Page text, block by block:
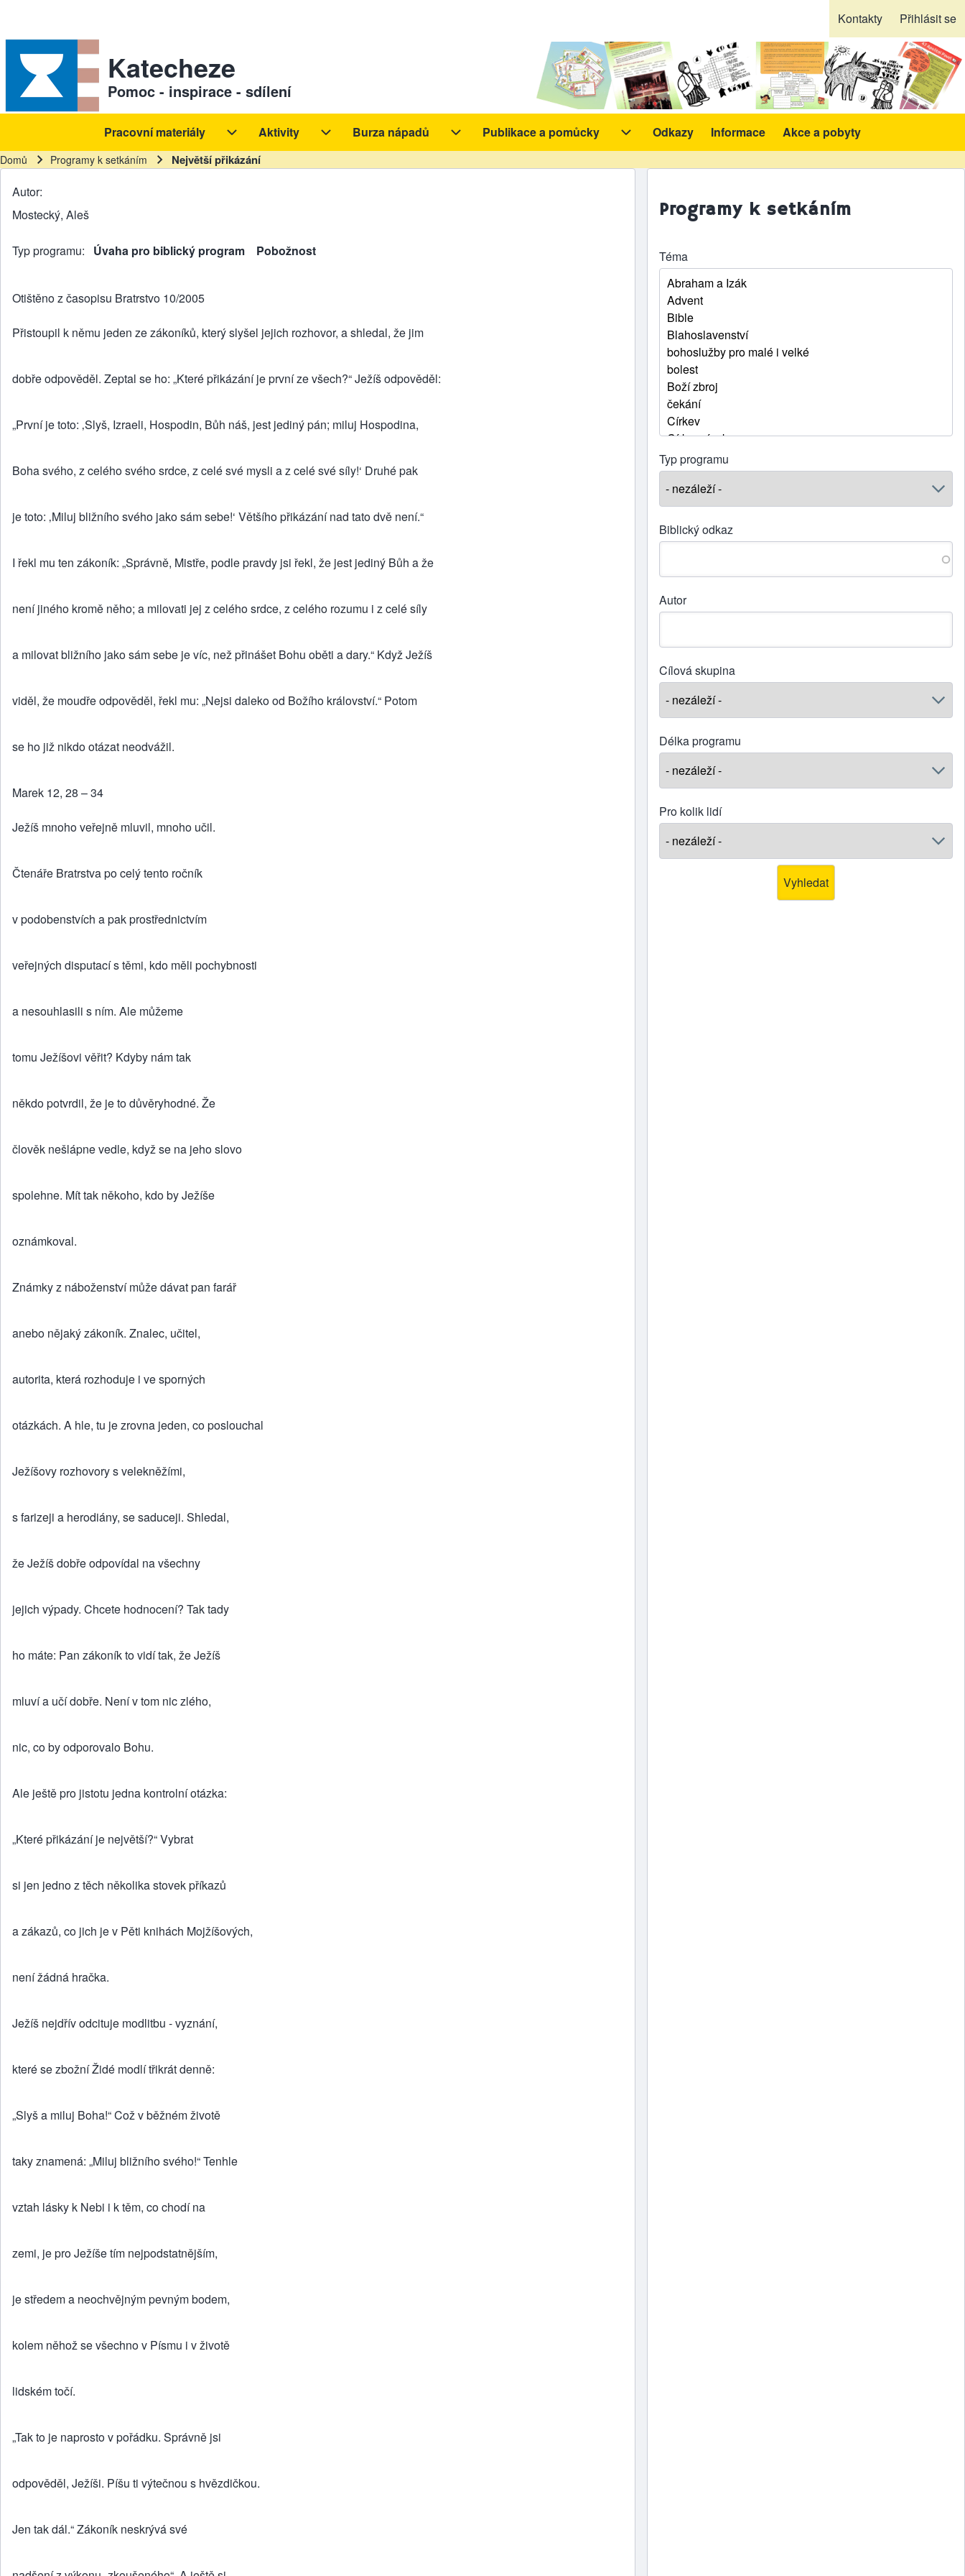
Sekundární odkazy
Kontakty Přihlásit se
Katecheze
Pomoc - inspirace - sdílení
Hlavní navigace
Pracovní materiály
Pracovní materiály sub-navigation
Aktivity
Aktivity sub-navigation
Burza nápadů
Burza nápadů sub-navigation
Publikace a pomůcky
Publikace a pomůcky sub-navigation
Odkazy Informace Akce a pobyty
Drobečková navigace
Domů Programy k setkáním Největší přikázání
Autor
Mostecký, Aleš
Typ programu Úvaha pro biblický program Pobožnost
Otištěno z časopisu Bratrstvo 10/2005
Přistoupil k němu jeden ze zákoníků, který slyšel jejich rozhovor, a shledal, že jim
dobře odpověděl. Zeptal se ho: „Které přikázání je první ze všech?“ Ježíš odpověděl:
„První je toto: ‚Slyš, Izraeli, Hospodin, Bůh náš, jest jediný pán; miluj Hospodina,
Boha svého, z celého svého srdce, z celé své mysli a z celé své síly!‘ Druhé pak
je toto: ‚Miluj bližního svého jako sám sebe!‘ Většího přikázání nad tato dvě není.“
I řekl mu ten zákoník: „Správně, Mistře, podle pravdy jsi řekl, že jest jediný Bůh a že
není jiného kromě něho; a milovati jej z celého srdce, z celého rozumu i z celé síly
a milovat bližního jako sám sebe je víc, než přinášet Bohu oběti a dary.“ Když Ježíš
viděl, že moudře odpověděl, řekl mu: „Nejsi daleko od Božího království.“ Potom
se ho již nikdo otázat neodvážil.
Marek 12, 28 – 34
Ježíš mnoho veřejně mluvil, mnoho učil.
Čtenáře Bratrstva po celý tento ročník
v podobenstvích a pak prostřednictvím
veřejných disputací s těmi, kdo měli pochybnosti
a nesouhlasili s ním. Ale můžeme
tomu Ježíšovi věřit? Kdyby nám tak
někdo potvrdil, že je to důvěryhodné. Že
člověk nešlápne vedle, když se na jeho slovo
spolehne. Mít tak někoho, kdo by Ježíše
oznámkoval.
Známky z náboženství může dávat pan farář
anebo nějaký zákoník. Znalec, učitel,
autorita, která rozhoduje i ve sporných
otázkách. A hle, tu je zrovna jeden, co poslouchal
Ježíšovy rozhovory s velekněžími,
s farizeji a herodiány, se saduceji. Shledal,
že Ježíš dobře odpovídal na všechny
jejich výpady. Chcete hodnocení? Tak tady
ho máte: Pan zákoník to vidí tak, že Ježíš
mluví a učí dobře. Není v tom nic zlého,
nic, co by odporovalo Bohu.
Ale ještě pro jistotu jedna kontrolní otázka:
„Které přikázání je největší?“ Vybrat
si jen jedno z těch několika stovek příkazů
a zákazů, co jich je v Pěti knihách Mojžíšových,
není žádná hračka.
Ježíš nejdřív odcituje modlitbu - vyznání,
které se zbožní Židé modlí třikrát denně:
„Slyš a miluj Boha!“ Což v běžném životě
taky znamená: „Miluj bližního svého!“ Tenhle
vztah lásky k Nebi i k těm, co chodí na
zemi, je pro Ježíše tím nejpodstatnějším,
je středem a neochvějným pevným bodem,
kolem něhož se všechno v Písmu i v životě
lidském točí.
„Tak to je naprosto v pořádku. Správně jsi
odpověděl, Ježíši. Píšu ti výtečnou s hvězdičkou.
Jen tak dál.“ Zákoník neskrývá své
Programy k setkáním
Téma
Typ programu
Biblický odkaz
Autor
Cílová skupina
Délka programu
Pro kolik lidí